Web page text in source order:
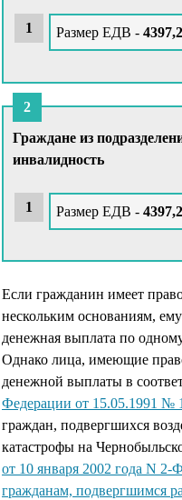
Размер ЕДВ -
Граждане из
инвалидность
Размер ЕДВ -
Если гражданин имеет
нескольким основаниям,
денежная выплата по
Однако лица, имеющие
денежной выплаты в
Федерации от 15.05.1991 №
граждан, подвергшихся
катастрофы на
от 10 января 2002 года N
гражданам, подвергшимся